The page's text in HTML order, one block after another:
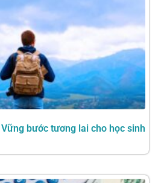
bước tương lai cho học sinh